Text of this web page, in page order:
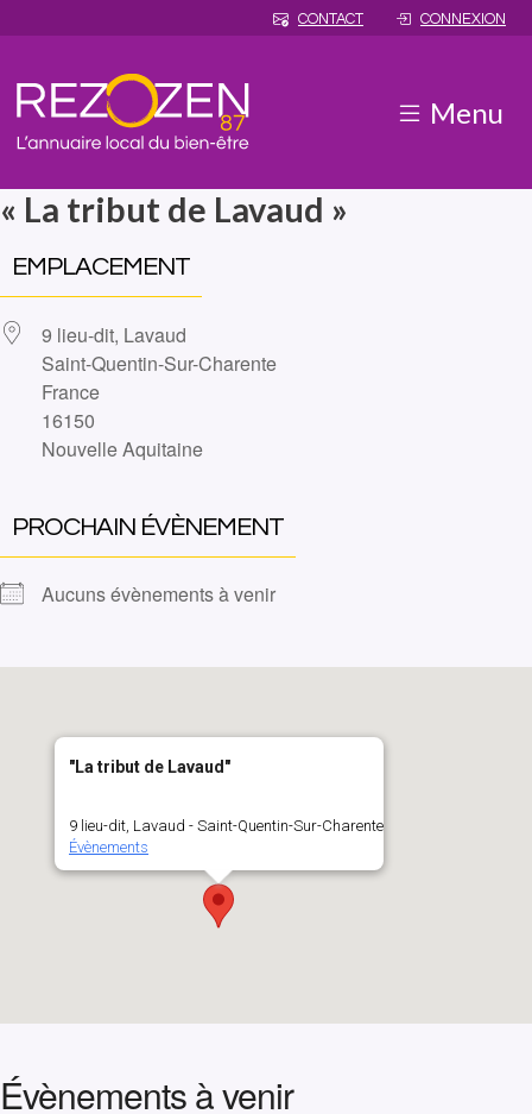
CONTACT CONNEXION
Menu
« La tribut de Lavaud »
EMPLACEMENT
9 lieu-dit, Lavaud
Saint-Quentin-Sur-Charente
France
16150
Nouvelle Aquitaine
PROCHAIN ÉVÈNEMENT
Aucuns évènements à venir
"La tribut de Lavaud"
9 lieu-dit, Lavaud - Saint-Quentin-Sur-Charente
Évènements
Évènements à venir